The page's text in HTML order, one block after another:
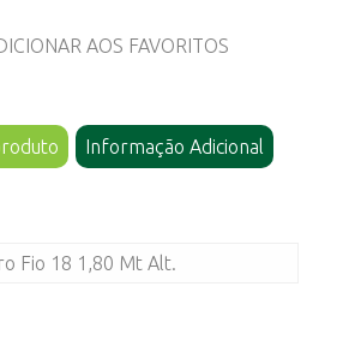
Informação Adicional
Fio 18 1,80 Mt Alt.